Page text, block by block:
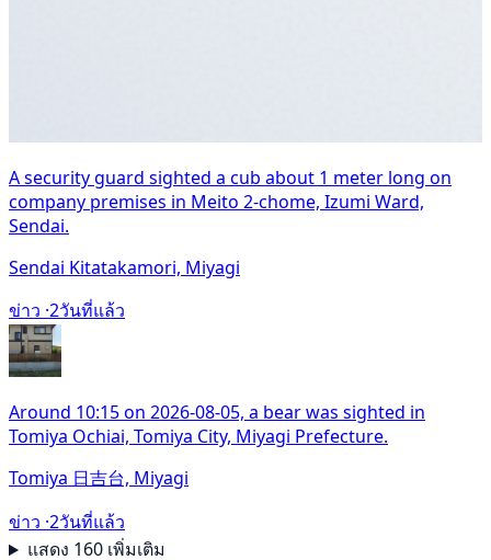
A security guard sighted a cub about 1 meter long on
company premises in Meito 2-chome, Izumi Ward,
Sendai.
Sendai Kitatakamori, Miyagi
ข่าว ·2วันที่แล้ว
Around 10:15 on 2026-08-05, a bear was sighted in
Tomiya Ochiai, Tomiya City, Miyagi Prefecture.
Tomiya 日吉台, Miyagi
ข่าว ·2วันที่แล้ว
แสดง 160 เพิ่มเติม